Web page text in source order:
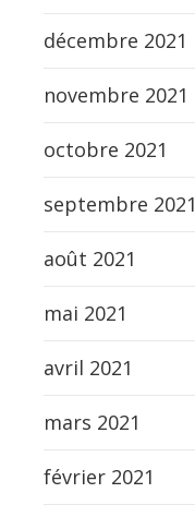
décembre 2021
novembre 2021
octobre 2021
septembre 2021
août 2021
mai 2021
avril 2021
mars 2021
février 2021